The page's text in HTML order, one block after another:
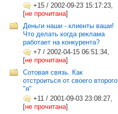
+15 / 2002-09-23 15:17:23,
[не прочитана]
Деньги наши - клиенты ваши!
Что делать когда реклама
работает на конкурента?
+7 / 2002-04-15 06:51:34,
[не прочитана]
Сотовая связь. Как
отстроиться от своего второго
"я"
+11 / 2001-09-03 23:08:27,
[не прочитана]